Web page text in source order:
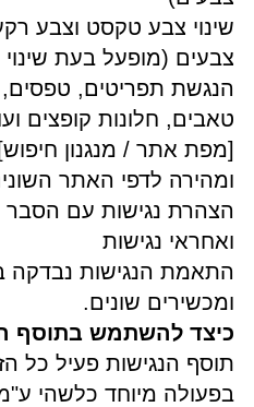
שינוי צבע טקסט וצבע רקע
צבעים (מופעל בעת שינוי
הנגשת תפריטים, טפסים,
טאבים, חלונות קופצים
[מפת אתר / מנגנון
ומהירה לדפי האתר
הצהרת נגישות עם הסבר
ואחראי נגישות
התאמת הנגישות נבדקה
ומכשירים שונים.
כיצד להשתמש בתוסף
תוסף הנגישות פעיל כל
בפעולה מיוחד כלשהי